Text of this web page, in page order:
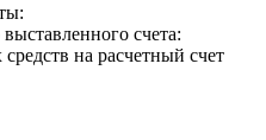
счета:
на расчетный счет